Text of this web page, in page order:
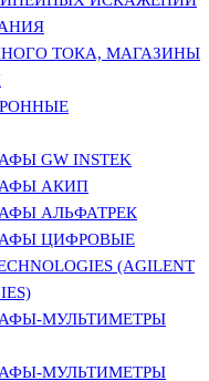
ТОКА, МАГАЗИНЫ
GW INSTEK
АКИП
АЛЬФАТРЕК
ЦИФРОВЫЕ
(AGILENT
МУЛЬТИМЕТРЫ
МУЛЬТИМЕТРЫ